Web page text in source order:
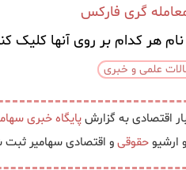
گری فارکس
هر کدام بر روی آنها کلیک
علمی و خبری
اقتصادی به گزارشپایگاه خبری
ارشیوحقوقیو اقتصادی سهامیر